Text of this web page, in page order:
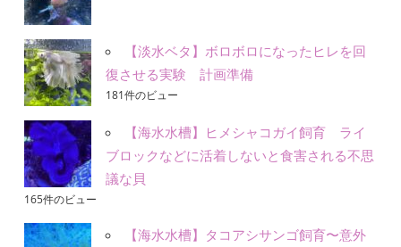
【淡水ベタ】ボロボロになったヒレを回
復させる実験 計画準備
181件のビュー
【海水水槽】ヒメシャコガイ飼育 ライ
ブロックなどに活着しないと食害される不思
議な貝
165件のビュー
【海水水槽】タコアシサンゴ飼育〜意外